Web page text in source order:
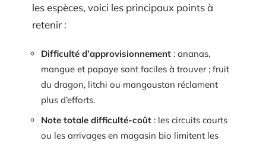
les espèces, voici les principaux points à
retenir :
Difficulté d’approvisionnement : ananas,
mangue et papaye sont faciles à trouver ; fruit
du dragon, litchi ou mangoustan réclament
plus d’efforts.
Note totale difficulté-coût : les circuits courts
ou les arrivages en magasin bio limitent les